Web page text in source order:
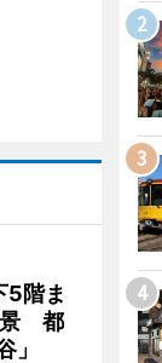
5階ま
景 都
」